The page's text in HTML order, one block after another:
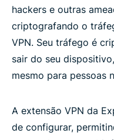
hackers e outras
criptografando o
VPN. Seu tráfego é
sair do seu
mesmo para pessoas
A extensão VPN da
de configurar,